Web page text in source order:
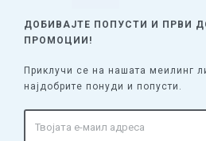
ДОБИВАЈТЕ ПОПУСТИ И ПРВИ
ПРОМОЦИИ!
Приклучи се на нашата меилинг
најдобрите понуди и попусти.